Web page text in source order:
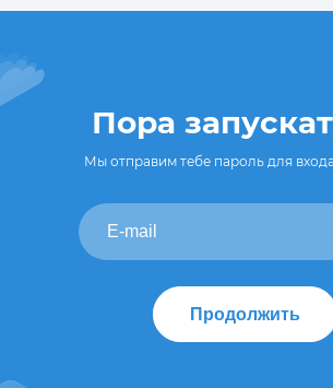
Пора
Мы отправим тебе пароль для
Продолжить